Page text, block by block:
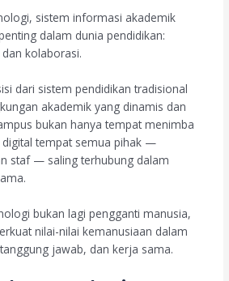
sistem informasi akademik
dalam dunia pendidikan:
kolaborasi.
dari sistem pendidikan tradisional
akademik yang dinamis dan
bukan hanya tempat menimba
tempat semua pihak —
staf — saling terhubung dalam
bukan lagi pengganti manusia,
nilai-nilai kemanusiaan dalam
jawab, dan kerja sama.